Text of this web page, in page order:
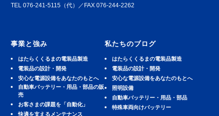
TEL 076-241-5115（代）／FAX 076-244-2262
事業と強み
はたらくくるまの電装品製造
電装品の設計・開発
安⼼な電源設備をあなたのもとへ
⾃動⾞バッテリー・⽤品・部品の販
売
お客さまの課題を「自動化」
快適を⽀えるメンテナンス
私たちのブログ
はたらくくるまの電装品製造
電装品の設計・開発
安⼼な電源設備をあなたのもとへ
照明設備
⾃動⾞バッテリー・⽤品・部品
特殊車両向けバッテリー